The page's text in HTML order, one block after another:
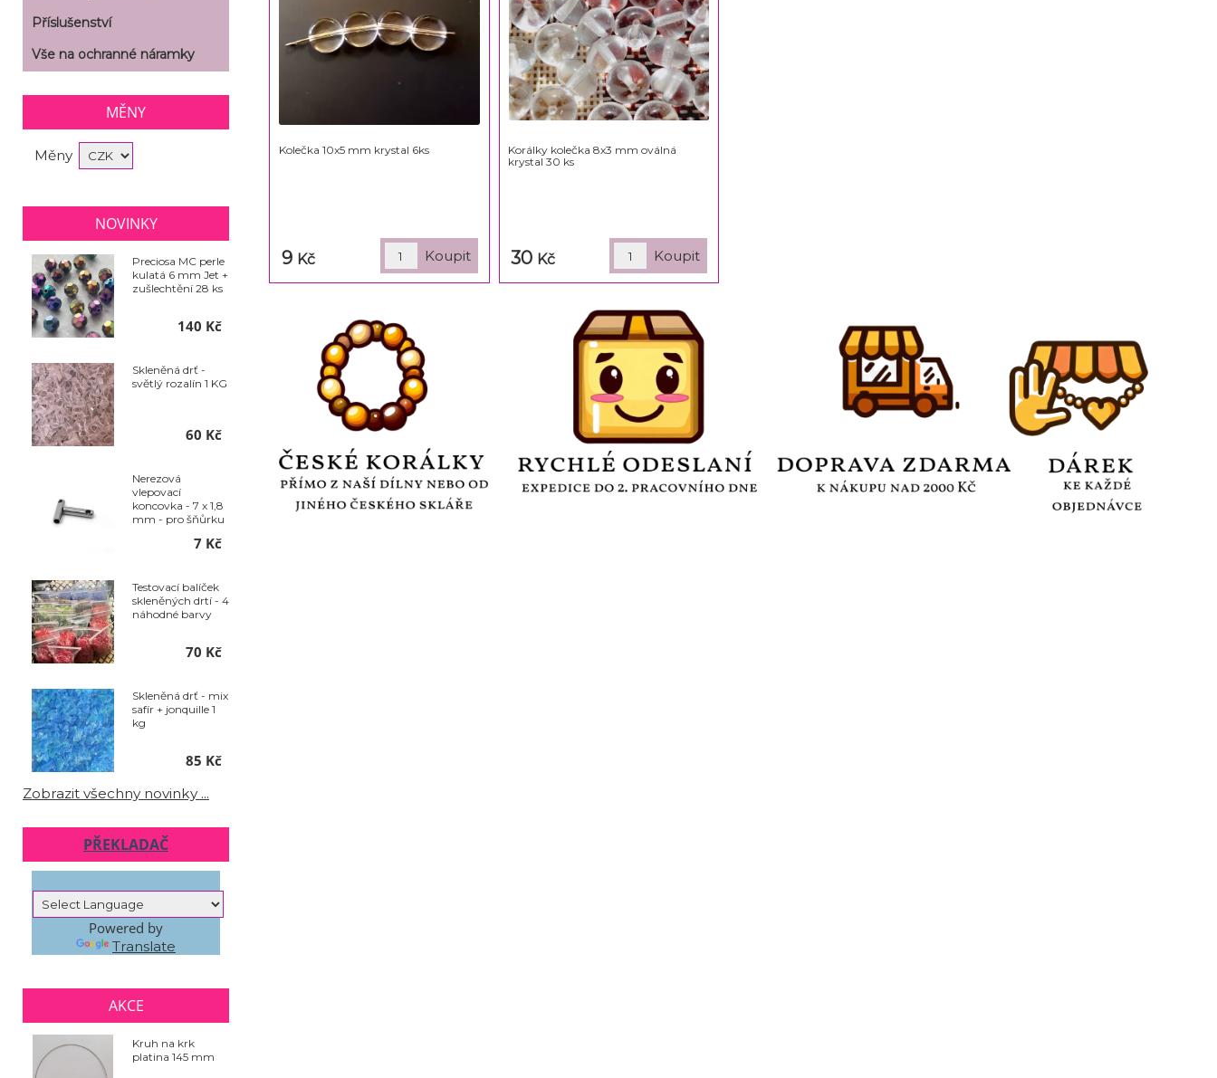
Kolečka 10x5 mm krystal 6ks
9 Kč
Korálky kolečka 8x3 mm oválná
krystal 30 ks
30 Kč
Příslušenství
Vše na ochranné náramky
MĚNY
Měny
NOVINKY
Preciosa MC perle
kulatá 6 mm Jet +
zušlechtění 28 ks
140 Kč
Skleněná drť -
světlý rozalín 1 KG
60 Kč
Nerezová
vlepovací
koncovka - 7 x 1,8
mm - pro šňůrku
7 Kč
Testovací balíček
skleněných drtí - 4
náhodné barvy
70 Kč
Skleněná drť - mix
safír + jonquille 1
kg
85 Kč
Zobrazit všechny novinky ...
PŘEKLADAČ
Powered by
Translate
AKCE
Kruh na krk
platina 145 mm